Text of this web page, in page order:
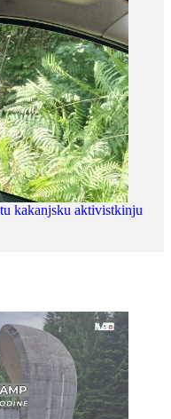
kakanjsku aktivistkinju